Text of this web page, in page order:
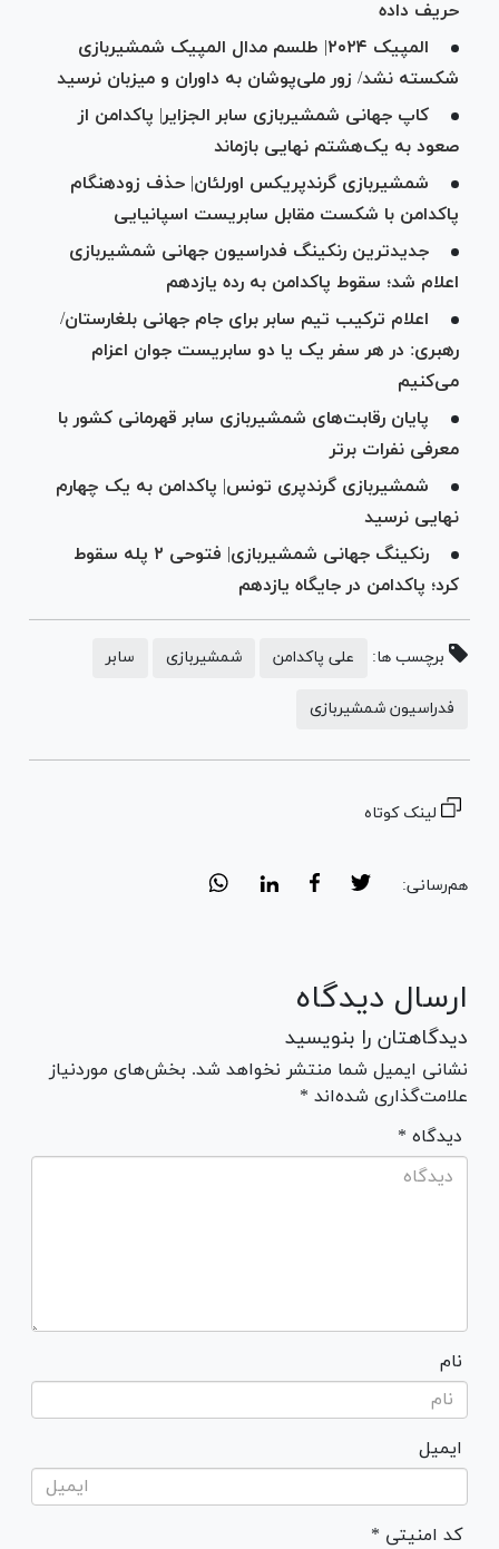
حریف داده
المپیک ۲۰۲۴| طلسم مدال المپیک شمشیربازی
شکسته نشد/ زور ملی‌پوشان به داوران و میزبان نرسید
کاپ جهانی شمشیربازی سابر الجزایر| پاکدامن از
صعود به یک‌هشتم نهایی بازماند
شمشیربازی گرندپریکس اورلئان| حذف زودهنگام
پاکدامن با شکست مقابل سابریست اسپانیایی
جدیدترین رنکینگ فدراسیون جهانی شمشیربازی
اعلام شد؛ سقوط پاکدامن به رده یازدهم
اعلام ترکیب تیم سابر برای جام جهانی بلغارستان/
رهبری: در هر سفر یک یا دو سابریست جوان اعزام
می‌کنیم
پایان رقابت‌های شمشیربازی سابر قهرمانی کشور با
معرفی نفرات برتر
شمشیر‌بازی گرندپری تونس| پاکدامن به یک چهارم
نهایی نرسید
رنکینگ جهانی شمشیربازی| فتوحی ۲ پله سقوط
کرد؛ پاکدامن در جایگاه یازدهم
برچسب ها: علی پاکدامن شمشیربازی سابر
فدراسیون شمشیربازی
لینک کوتاه
هم‌رسانی:
ارسال دیدگاه
دیدگاهتان را بنویسید
نشانی ایمیل شما منتشر نخواهد شد. بخش‌های موردنیاز
علامت‌گذاری شده‌اند *
* دیدگاه
نام
ایمیل
* کد امنیتی